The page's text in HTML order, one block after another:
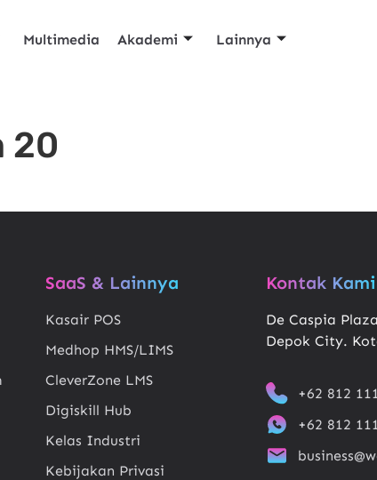
Multimedia Akademi Lainnya
20
SaaS & Lainnya
Kasair POS
Medhop HMS/LIMS
CleverZone LMS
Digiskill Hub
Kelas Industri
Kebijakan Privasi
Kontak Kami
De Caspia
Depok City.
+62 812
+62 812